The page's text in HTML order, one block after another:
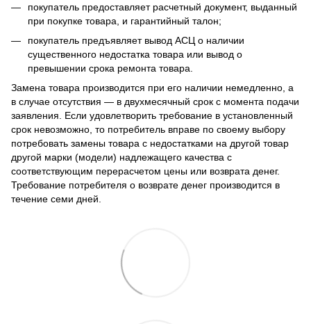
покупатель предоставляет расчетный документ, выданный
при покупке товара, и гарантийный талон;
покупатель предъявляет вывод АСЦ о наличии
существенного недостатка товара или вывод о
превышении срока ремонта товара.
Замена товара производится при его наличии немедленно, а
в случае отсутствия — в двухмесячный срок с момента подачи
заявления. Если удовлетворить требование в установленный
срок невозможно, то потребитель вправе по своему выбору
потребовать замены товара с недостатками на другой товар
другой марки (модели) надлежащего качества с
соответствующим перерасчетом цены или возврата денег.
Требование потребителя о возврате денег производится в
течение семи дней.